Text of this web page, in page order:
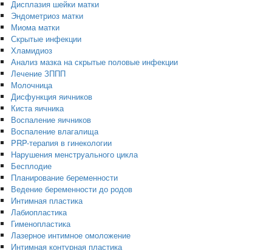
Дисплазия шейки матки
Эндометриоз матки
Миома матки
Скрытые инфекции
Хламидиоз
Анализ мазка на скрытые половые инфекции
Лечение ЗППП
Молочница
Дисфункция яичников
Киста яичника
Воспаление яичников
Воспаление влагалища
PRP-терапия в гинекологии
Нарушения менструального цикла
Бесплодие
Планирование беременности
Ведение беременности до родов
Интимная пластика
Лабиопластика
Гименопластика
Лазерное интимное омоложение
Интимная контурная пластика